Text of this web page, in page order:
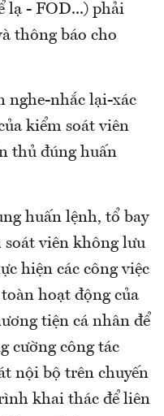
lạ - FOD...) phải
thông báo cho
nghe-nhắc lại-xác
kiểm soát viên
thủ đúng huấn
huấn lệnh, tổ bay
viên không lưu
hiện các công việc
hoạt động của
tiện cá nhân để
cường công tác
nội bộ trên chuyến
khai thác để liên